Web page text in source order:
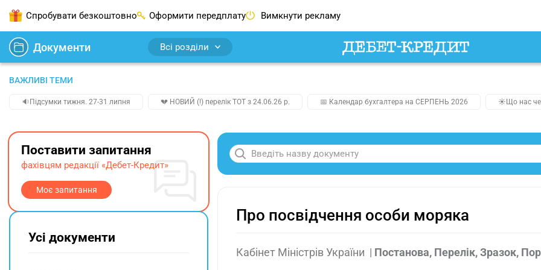
Спробувати безкоштовно Оформити передплату Вимкнути рекламу
Документи Всі розділи
ВАЖЛИВІ ТЕМИ
🔉Підсумки тижня. 27-31 липня 💔 НОВИЙ (!) перелік ТОТ з 24.06.26 р. 📅 Календар бухгалтера на СЕРПЕНЬ 2026 ☀️Що нас
Про посвідчення особи моряка
Кабінет Міністрів України | Постанова, Перелік, Зразок,
Поставити запитання
фахівцям редакції «Дебет-Кредит»
Моє запитання
Усі документи